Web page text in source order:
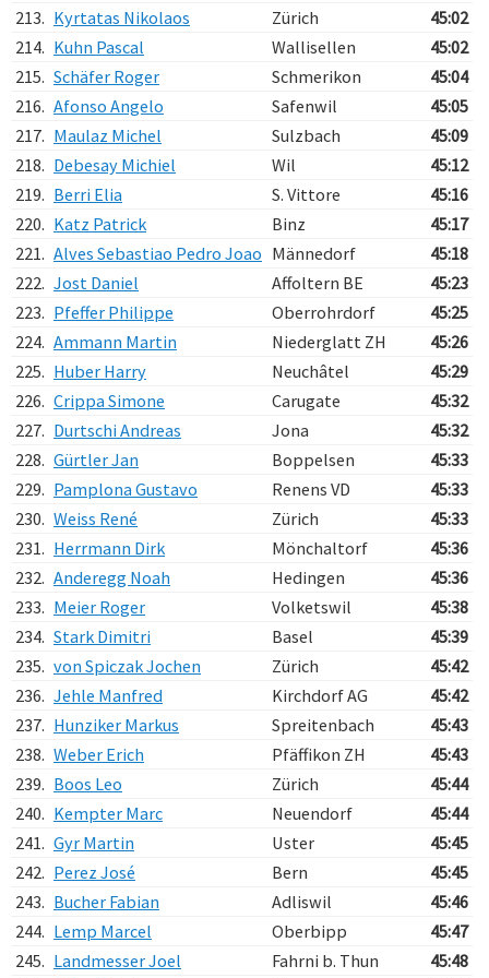
213. Kyrtatas Nikolaos Zürich
45:02
214. Kuhn Pascal Wallisellen
45:02
215. Schäfer Roger Schmerikon
45:04
216. Afonso Angelo Safenwil
45:05
217. Maulaz Michel Sulzbach
45:09
218. Debesay Michiel Wil
45:12
219. Berri Elia S. Vittore
45:16
220. Katz Patrick Binz
45:17
221. Alves Sebastiao Pedro Joao Männedorf
45:18
222. Jost Daniel Affoltern BE
45:23
223. Pfeffer Philippe Oberrohrdorf
45:25
224. Ammann Martin Niederglatt ZH
45:26
225. Huber Harry Neuchâtel
45:29
226. Crippa Simone Carugate
45:32
227. Durtschi Andreas Jona
45:32
228. Gürtler Jan Boppelsen
45:33
229. Pamplona Gustavo Renens VD
45:33
230. Weiss René Zürich
45:33
231. Herrmann Dirk Mönchaltorf
45:36
232. Anderegg Noah Hedingen
45:36
233. Meier Roger Volketswil
45:38
234. Stark Dimitri Basel
45:39
235. von Spiczak Jochen Zürich
45:42
236. Jehle Manfred Kirchdorf AG
45:42
237. Hunziker Markus Spreitenbach
45:43
238. Weber Erich Pfäffikon ZH
45:43
239. Boos Leo Zürich
45:44
240. Kempter Marc Neuendorf
45:44
241. Gyr Martin Uster
45:45
242. Perez José Bern
45:45
243. Bucher Fabian Adliswil
45:46
244. Lemp Marcel Oberbipp
45:47
245. Landmesser Joel Fahrni b. Thun
45:48